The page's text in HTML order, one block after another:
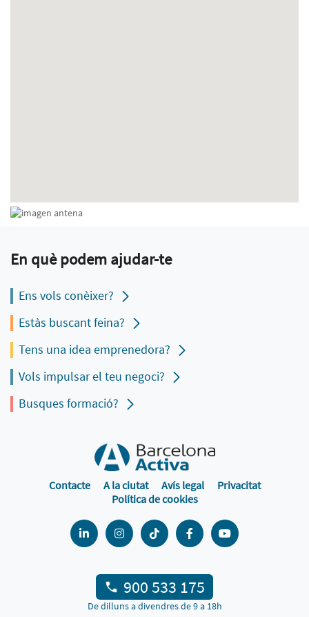
En què podem ajudar-te
Ens vols conèixer?
Estàs buscant feina?
Tens una idea emprenedora?
Vols impulsar el teu negoci?
Busques formació?
Contacte A la ciutat Avís legal
Privacitat
Política de cookies
900 533 175
De dilluns a divendres de 9 a 18h